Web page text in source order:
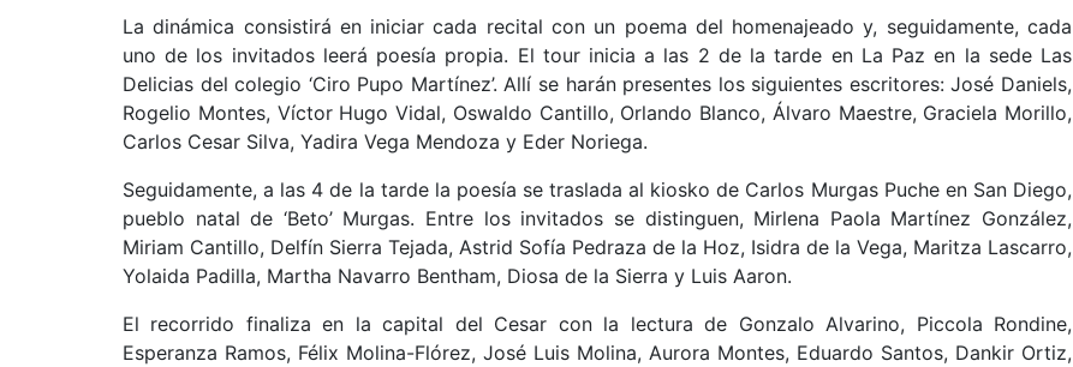
La dinámica consistirá en iniciar cada recital con un poema del homenajeado y, seguidamente, cada
uno de los invitados leerá poesía propia. El tour inicia a las 2 de la tarde en La Paz en la sede Las
Delicias del colegio ‘Ciro Pupo Martínez’. Allí se harán presentes los siguientes escritores: José Daniels,
Rogelio Montes, Víctor Hugo Vidal, Oswaldo Cantillo, Orlando Blanco, Álvaro Maestre, Graciela Morillo,
Carlos Cesar Silva, Yadira Vega Mendoza y Eder Noriega.
Seguidamente, a las 4 de la tarde la poesía se traslada al kiosko de Carlos Murgas Puche en San Diego,
pueblo natal de ‘Beto’ Murgas. Entre los invitados se distinguen, Mirlena Paola Martínez González,
Miriam Cantillo, Delfín Sierra Tejada, Astrid Sofía Pedraza de la Hoz, Isidra de la Vega, Maritza Lascarro,
Yolaida Padilla, Martha Navarro Bentham, Diosa de la Sierra y Luis Aaron.
El recorrido finaliza en la capital del Cesar con la lectura de Gonzalo Alvarino, Piccola Rondine,
Esperanza Ramos, Félix Molina-Flórez, José Luis Molina, Aurora Montes, Eduardo Santos, Dankir Ortiz,